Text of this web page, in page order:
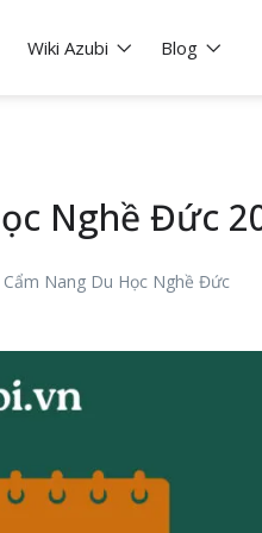
Wiki Azubi Blog
Nghề Đức
Cẩm Nang Du Học Nghề Đức